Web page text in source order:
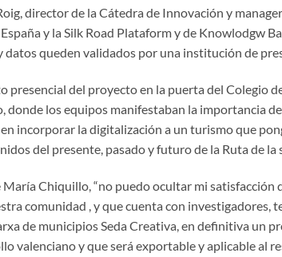
director de la Cátedra de Innovación y
y la Silk Road Plataform y de Knowlodgw
datos queden validados por una institución de
presencial del proyecto en la puerta del Colegio
donde los equipos manifestaban la importancia
incorporar la digitalización a un turismo que
del presente, pasado y futuro de la Ruta de la
Chiquillo, “no puedo ocultar mi satisfacción
comunidad , y que cuenta con investigadores,
de municipios Seda Creativa, en definitiva un
valenciano y que será exportable y aplicable al